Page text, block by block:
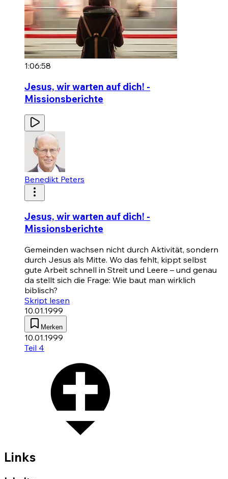
1:06:58
Jesus, wir warten auf dich! -
Missionsberichte
Benedikt Peters
Jesus, wir warten auf dich! -
Missionsberichte
Gemeinden wachsen nicht durch Aktivität, sondern
durch Jesus als Mitte. Wo das fehlt, kippt selbst
gute Arbeit schnell in Streit und Leere – und genau
da stellt sich die Frage: Wie baut man wirklich
biblisch?
Skript lesen
10.01.1999
Merken
10.01.1999
Teil 4
Links